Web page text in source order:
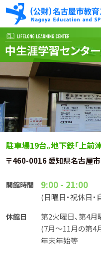
中生涯学習センター
駐車場19台。地下鉄「上前
〒460-0016 愛知県名古屋
開館時間 9:00 - 21:00
(日曜日・祝休日
休館日
第2火曜日、第4月
(7月〜11月の第4
年末年始等